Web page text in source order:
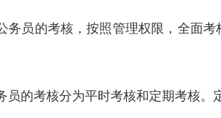
务员的考核，按照管理权限，全面
员的考核分为平时考核和定期考核。